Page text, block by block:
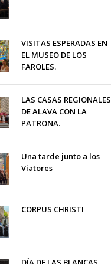
VISITAS ESPERADAS EN
EL MUSEO DE LOS
FAROLES.
LAS CASAS REGIONALES
DE ALAVA CON LA
PATRONA.
Una tarde junto a los
Viatores
CORPUS CHRISTI